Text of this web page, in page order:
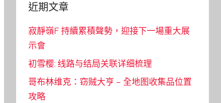
近期文章
寂靜嶺F 持續累積聲勢，迎接下一場重大展
示會
初雪樱: 线路与结局关联详细梳理
哥布林维克：窃贼大亨 – 全地图收集品位置
攻略